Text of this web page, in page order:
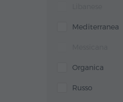
Mediterranea
Organica
Russo